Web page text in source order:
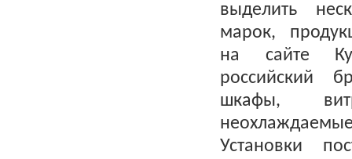
выделить
марок,
на сайте
российский
шкафы,
Установки